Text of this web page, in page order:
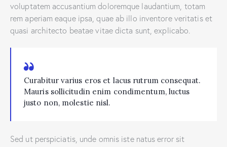
voluptatem accusantium doloremque laudantium, totam
rem aperiam eaque ipsa, quae ab illo inventore veritatis et
quasi architecto beatae vitae dicta sunt, explicabo.
Curabitur varius eros et lacus rutrum consequat.
Mauris sollicitudin enim condimentum, luctus
justo non, molestie nisl.
Sed ut perspiciatis, unde omnis iste natus error sit